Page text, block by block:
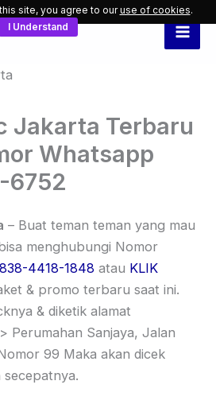
Jakarta Terbaru
Whatsapp
6752
– Buat teman teman yang mau
menghubungi Nomor
4418-1848 atau KLIK
& promo terbaru saat ini.
& diketik alamat
Perumahan Sanjaya, Jalan
99 Maka akan dicek
secepatnya.
site, you agree to ouruse of cookies.
I Understand